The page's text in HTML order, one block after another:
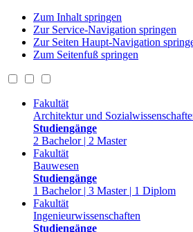
Zum Inhalt springen
Zur Service-Navigation springen
Zur Seiten Haupt-Navigation
Zum Seitenfuß springen
Fakultät
Architektur und
Studiengänge
2 Bachelor | 2 Master
Fakultät
Bauwesen
Studiengänge
1 Bachelor | 3 Master | 1 Diplom
Fakultät
Ingenieurwissenschaften
Studiengänge